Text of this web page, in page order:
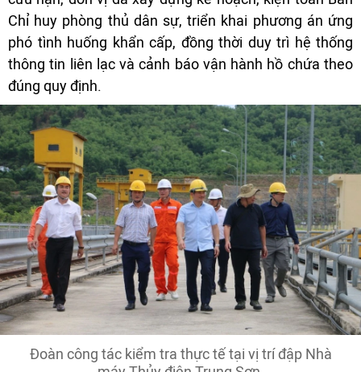
Chỉ huy phòng thủ dân sự, triển khai phương án ứng
phó tình huống khẩn cấp, đồng thời duy trì hệ thống
thông tin liên lạc và cảnh báo vận hành hồ chứa theo
đúng quy định.
Đoàn công tác kiểm tra thực tế tại vị trí đập Nhà